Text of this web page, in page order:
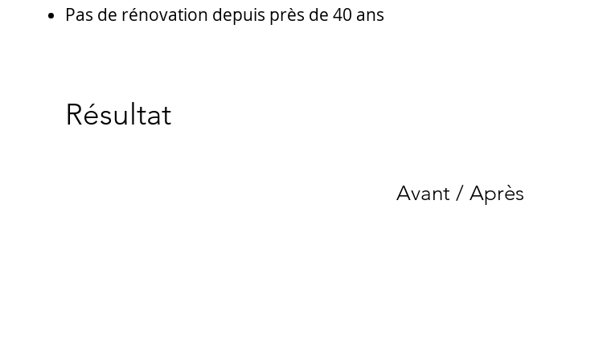
Pas de rénovation depuis près de 40 ans
Avant / Après
Résultat